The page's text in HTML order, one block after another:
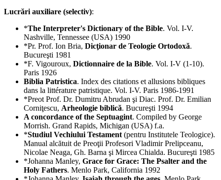
Lucrări auxiliare (selectiv):
*The Interpreter's Dictionary of the Bible. Vol. I-V.
Nashville, Tennessee (USA) 1990
*Pr. Prof. Ion Bria, Dicţionar de Teologie Ortodoxă.
Bucureşti 1981
*F. Vigouroux, Dictionnaire de la Bible. Vol. I-V (1-10).
Paris 1926
Biblia Patristica. Index des citations et allusions bibliques
dans la littérature patristique. Vol. I-V. Paris 1986-1991
*Preot Prof. Dr. Dumitru Abrudan şi Diac. Prof. Dr. Emilian
Corniţescu, Arheologie biblică. Bucureşti 1994
A concordance of the Septuagint. Compiled by George
Morrish. Grand Rapids, Michigan (USA) f.a.
*Studiul Vechiului Testament (pentru Institutele Teologice).
Manual alcătuit de Preoţii Profesori Vladimir Prelipceanu,
Nicolae Neaga, Gh. Barna şi Mircea Chialda. Bucureşti 1985
*Johanna Manley, Grace for Grace: The Psalter and the
Holy Fathers. Menlo Park, California 1992